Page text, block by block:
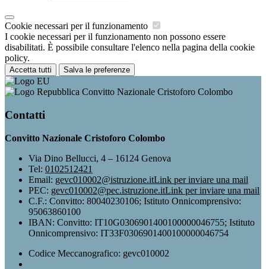
Cookie necessari per il funzionamento
I cookie necessari per il funzionamento non possono essere
disabilitati. È possibile consultare l'elenco nella pagina della cookie
policy.
Accetta tutti Salva le preferenze
Convitto Nazionale Cristoforo Colombo
Contatti
Convitto Nazionale Cristoforo Colombo
Via Dino Bellucci, 4 – 16124 Genova
Tel: 0102512421
Email: gevc010002@istruzione.itLink per inviare una mail
PEC: gevc010002@pec.istruzione.itLink per inviare una mail
C.F.: Convitto: 80040230106; Istituto Onnicomprensivo:
95063860100
IBAN: Convitto: IT10G0306901400100000046755; Istituto
Onnicomprensivo: IT33F0306901400100000046754
Codice Meccanografico: gevc010002